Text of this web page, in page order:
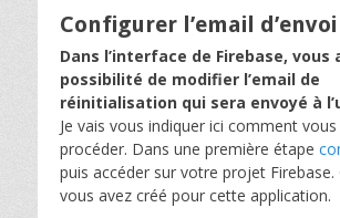
Configurer l’email d’envoi
Dans l’interface de Firebase, vous
possibilité de modifier l’email de
réinitialisation qui sera envoyé à
Je vais vous indiquer ici comment
procéder. Dans une première étape
puis accéder sur votre projet Firebase.
vous avez créé pour cette application.